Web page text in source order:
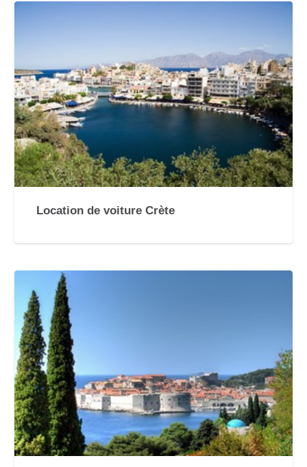
Location de voiture Crète